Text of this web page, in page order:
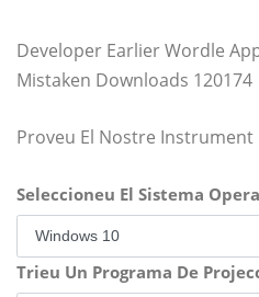
Developer Earlier Wordle
Mistaken Downloads 120174
Proveu El Nostre
Seleccioneu El Sistema
Trieu Un Programa De